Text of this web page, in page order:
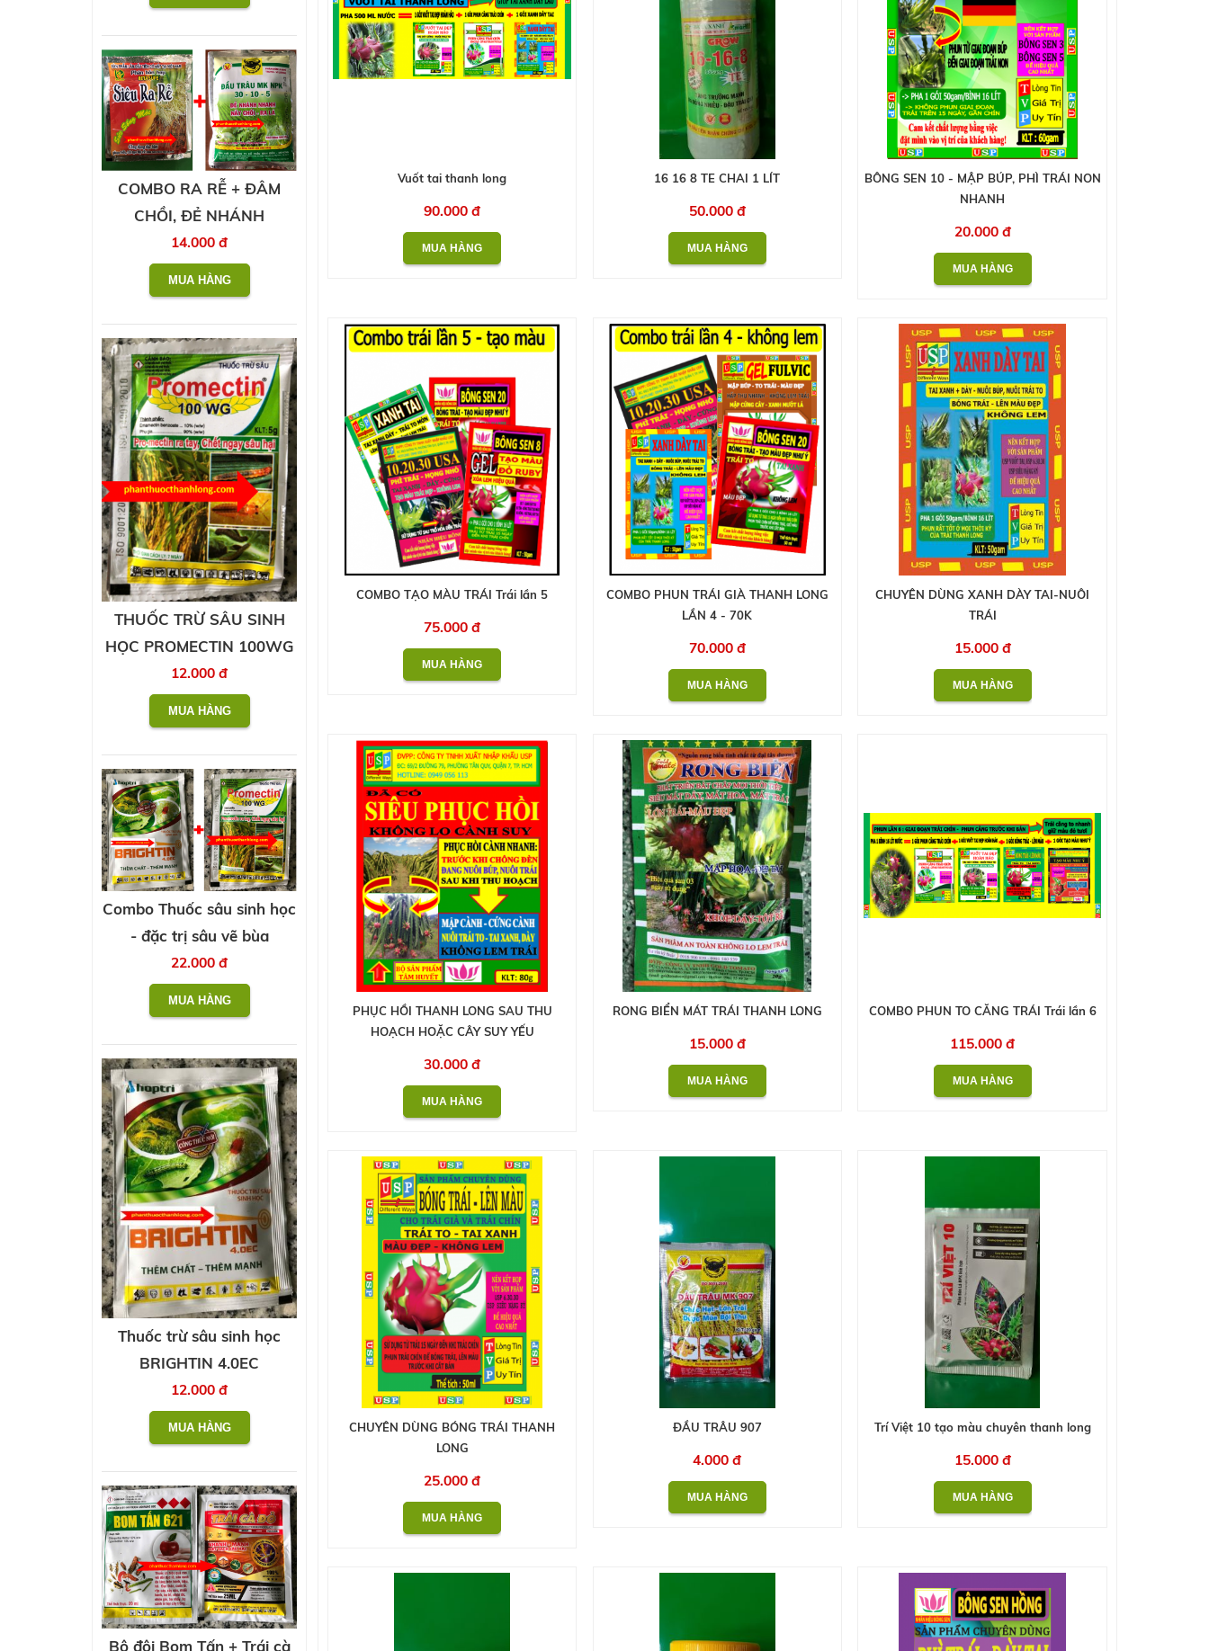
Vuốt tai thanh long
90.000 đ
16 16 8 TE CHAI 1 LÍT
50.000 đ
BÔNG SEN 10 - MẬP BÚP, PHÌ TRÁI NON
NHANH
20.000 đ
COMBO TẠO MÀU TRÁI Trái lần 5
75.000 đ
COMBO PHUN TRÁI GIÀ THANH LONG
LẦN 4 - 70K
70.000 đ
CHUYÊN DÙNG XANH DÀY TAI-NUÔI
TRÁI
15.000 đ
PHỤC HỒI THANH LONG SAU THU
HOẠCH HOẶC CÂY SUY YẾU
30.000 đ
RONG BIỂN MÁT TRÁI THANH LONG
15.000 đ
COMBO PHUN TO CĂNG TRÁI Trái lần 6
115.000 đ
CHUYÊN DÙNG BÓNG TRÁI THANH
LONG
25.000 đ
ĐẦU TRÂU 907
4.000 đ
Trí Việt 10 tạo màu chuyên thanh long
15.000 đ
COMBO RA RỄ + ĐÂM
CHỒI, ĐẺ NHÁNH
14.000 đ
THUỐC TRỪ SÂU SINH
HỌC PROMECTIN 100WG
12.000 đ
Combo Thuốc sâu sinh học
- đặc trị sâu vẽ bùa
22.000 đ
Thuốc trừ sâu sinh học
BRIGHTIN 4.0EC
12.000 đ
Bộ đôi Bom Tấn + Trái cà